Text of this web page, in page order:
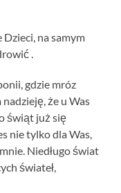
Dzieci, na samym
.
gdzie mróz
że u Was
świąt już się
nie tylko dla Was,
Niedługo świat
świateł,